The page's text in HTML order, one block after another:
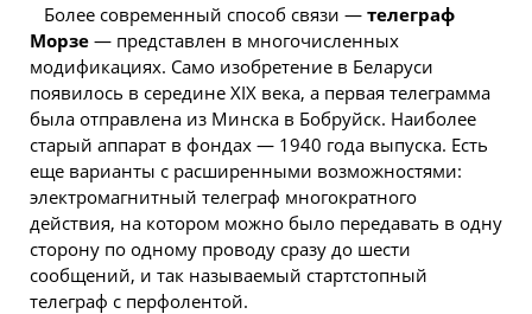
Более современный способ связи — телеграф
Морзе — представлен в многочисленных
модификациях. Само изобретение в Беларуси
появилось в середине XIX века, а первая телеграмма
была отправлена из Минска в Бобруйск. Наиболее
старый аппарат в фондах — 1940 года выпуска. Есть
еще варианты с расширенными возможностями:
электромагнитный телеграф многократного
действия, на котором можно было передавать в одну
сторону по одному проводу сразу до шести
сообщений, и так называемый стартстопный
телеграф с перфолентой.